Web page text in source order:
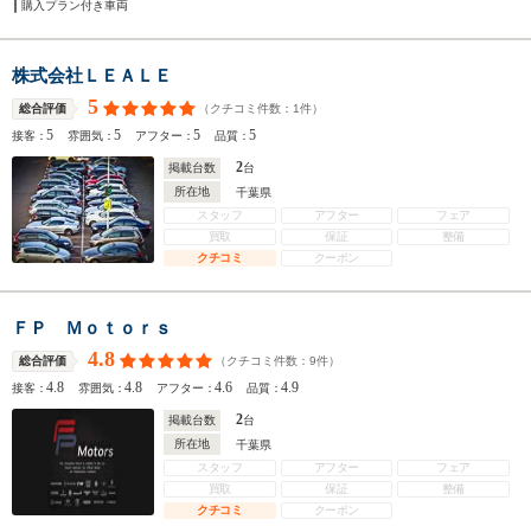
購入プラン付き車両
株式会社ＬＥＡＬＥ
総合評価 5 （クチコミ件数： 1件）
接客：5 雰囲気：5 アフター：5 品質：5
掲載台数 2台
所在地
千葉県
スタッフ
アフター
フェア
買取
保証
整備
クチコミ
クーポン
ＦＰ Ｍｏｔｏｒｓ
総合評価 4.8 （クチコミ件数： 9件）
接客：4.8 雰囲気：4.8 アフター：4.6 品質：4.9
掲載台数 2台
所在地
千葉県
スタッフ
アフター
フェア
買取
保証
整備
クチコミ
クーポン